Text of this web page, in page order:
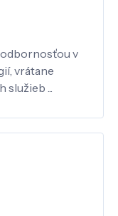
v
vrátane
...